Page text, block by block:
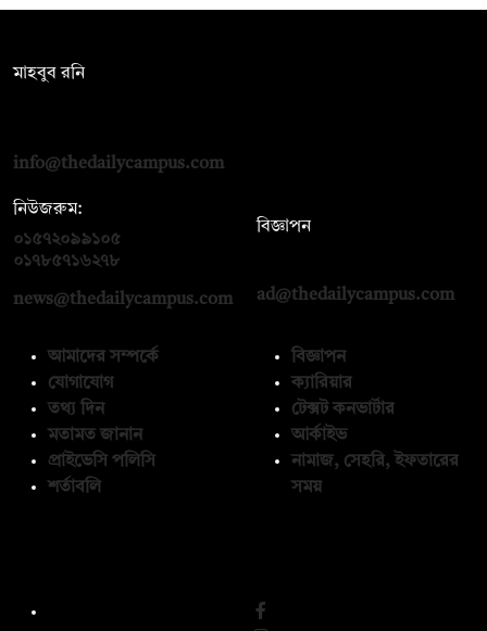
মাহবুব রনি
info@thedailycampus.com
নিউজরুম:
০১৫৭২০৯৯১০৫
০১৭৮৫৭১৬২৭৮
news@thedailycampus.com
বিজ্ঞাপন
ad@thedailycampus.com
আমাদের সম্পর্কে
যোগাযোগ
তথ্য দিন
মতামত জানান
প্রাইভেসি পলিসি
শর্তাবলি
বিজ্ঞাপন
ক্যারিয়ার
টেক্সট কনভার্টার
আর্কাইভ
নামাজ, সেহরি, ইফতারের
সময়